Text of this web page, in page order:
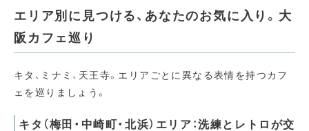
エリア別に見つける、あなたのお気に入り。大
阪カフェ巡り
キタ、ミナミ、天王寺。エリアごとに異なる表情を持つカフ
ェを巡りましょう。
キタ（梅田・中崎町・北浜）エリア：洗練とレトロが交